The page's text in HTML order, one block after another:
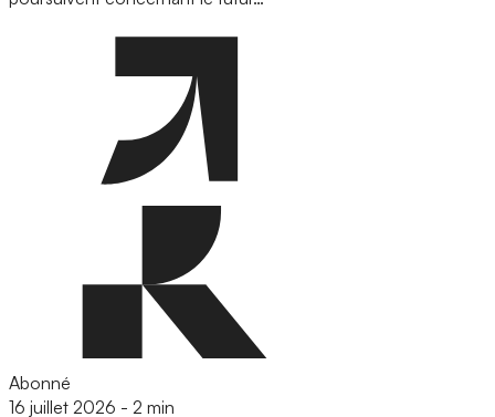
Abonné
16 juillet 2026 - 2 min